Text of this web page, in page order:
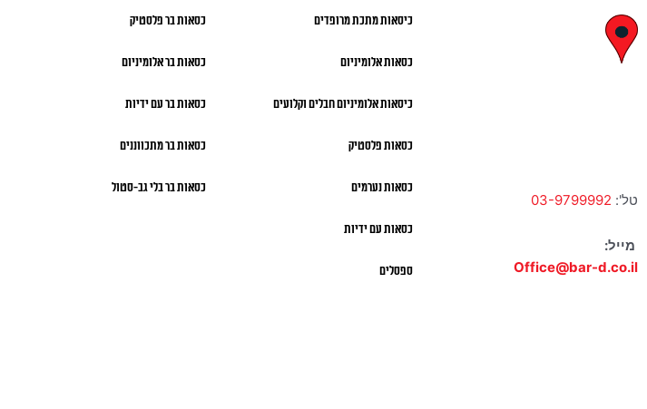
טל': 03-9799992
מייל:
Office@bar-d.co.il
כיסאות מתכת מרופדים
כסאות אלומיניום
כיסאות אלומיניום חבלים וקלועים
כסאות פלסטיק
כסאות נערמים
כסאות עם ידיות
ספסלים
כסאות בר פלסטיק
כסאות בר אלומיניום
כסאות בר עם ידיות
כסאות בר מתכווננים
כסאות בר בלי גב-סטול